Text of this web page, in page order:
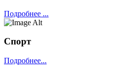
Подробнее ...
Спорт
Подробнее...